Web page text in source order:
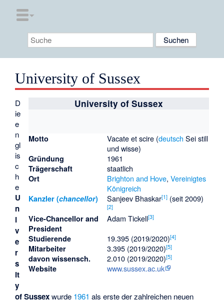
University of Sussex
University of Sussex
Motto Vacate et scire (deutsch Sei still
und wisse)
Gründung 1961
Trägerschaft staatlich
Ort Brighton and Hove, Vereinigtes
Königreich
Kanzler (chancellor) Sanjeev Bhaskar[1](seit 2009)
[2]
Vice-Chancellor and
President
Adam Tickell[3]
Studierende 19.395 (2019/2020)[4]
Mitarbeiter 3.395 (2019/2020)[5]
davon wissensch. 2.010 (2019/2020)[5]
Website www.sussex.ac.uk
D
ie
e
n
gl
is
c
h
e
U
n
i
v
e
r
s
it
y
of Sussexwurde 1961 als erste der zahlreichen neuen